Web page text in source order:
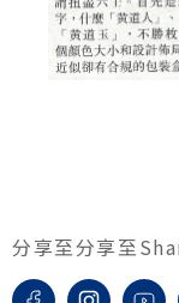
分享至分享至